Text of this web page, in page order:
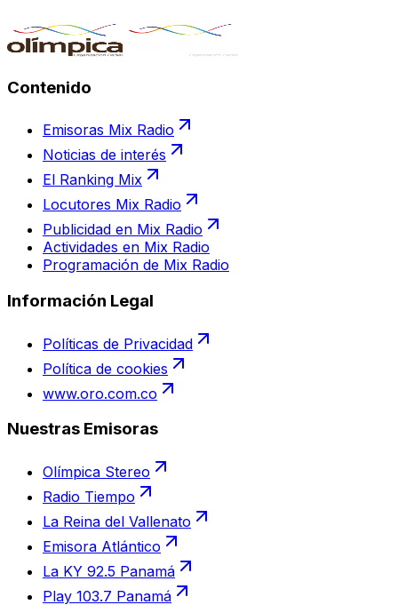
Contenido
Emisoras Mix Radio
Noticias de interés
El Ranking Mix
Locutores Mix Radio
Publicidad en Mix Radio
Actividades en Mix Radio
Programación de Mix Radio
Información Legal
Políticas de Privacidad
Política de cookies
www.oro.com.co
Nuestras Emisoras
Olímpica Stereo
Radio Tiempo
La Reina del Vallenato
Emisora Atlántico
La KY 92.5 Panamá
Play 103.7 Panamá